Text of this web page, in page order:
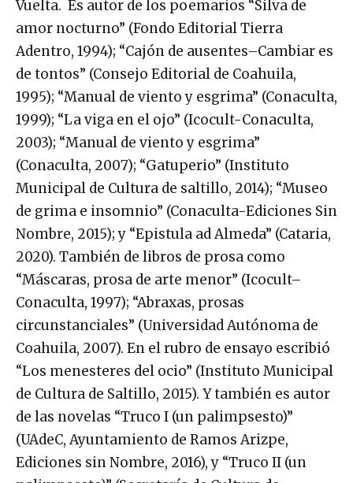
Vuelta. Es autor de los poemarios “Silva de
amor nocturno” (Fondo Editorial Tierra
Adentro, 1994); “Cajón de ausentes–Cambiar es
de tontos” (Consejo Editorial de Coahuila,
1995); “Manual de viento y esgrima” (Conaculta,
1999); “La viga en el ojo” (Icocult-Conaculta,
2003); “Manual de viento y esgrima”
(Conaculta, 2007); “Gatuperio” (Instituto
Municipal de Cultura de saltillo, 2014); “Museo
de grima e insomnio” (Conaculta-Ediciones Sin
Nombre, 2015); y “Epistula ad Almeda” (Cataria,
2020). También de libros de prosa como
“Máscaras, prosa de arte menor” (Icocult–
Conaculta, 1997); “Abraxas, prosas
circunstanciales” (Universidad Autónoma de
Coahuila, 2007). En el rubro de ensayo escribió
“Los menesteres del ocio” (Instituto Municipal
de Cultura de Saltillo, 2015). Y también es autor
de las novelas “Truco I (un palimpsesto)”
(UAdeC, Ayuntamiento de Ramos Arizpe,
Ediciones sin Nombre, 2016), y “Truco II (un